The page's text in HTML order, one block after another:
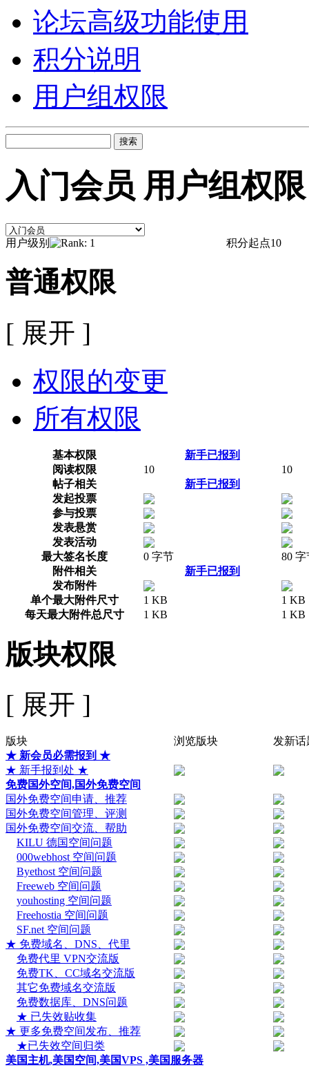
论坛高级功能使用
积分说明
用户组权限
搜索
入门会员 用户组权限
用户级别 积分起点10
普通权限
[ 展开 ]
权限的变更
所有权限
基本权限
新手已报到
阅读权限
10
10
帖子相关
新手已报到
发起投票
参与投票
发表悬赏
发表活动
最大签名长度
0 字节
80 字
附件相关
新手已报到
发布附件
单个最大附件尺寸
1 KB
1 KB
每天最大附件总尺寸
1 KB 1 KB
版块权限
[ 展开 ]
版块 浏览版块
发新话
★ 新会员必需报到 ★
★ 新手报到处 ★
免费国外空间,国外免费空间
国外免费空间申请、推荐
国外免费空间管理、评测
国外免费空间交流、帮助
KILU 德国空间问题
000webhost 空间问题
Byethost 空间问题
Freeweb 空间问题
youhosting 空间问题
Freehostia 空间问题
SF.net 空间问题
★ 免费域名、DNS、代里
免费代里 VPN交流版
免费TK、CC域名交流版
其它免费域名交流版
免费数据库、DNS问题
★ 已失效贴收集
★ 更多免费空间发布、推荐
★已失效空间归类
美国主机,美国空间,美国VPS ,美国服务器